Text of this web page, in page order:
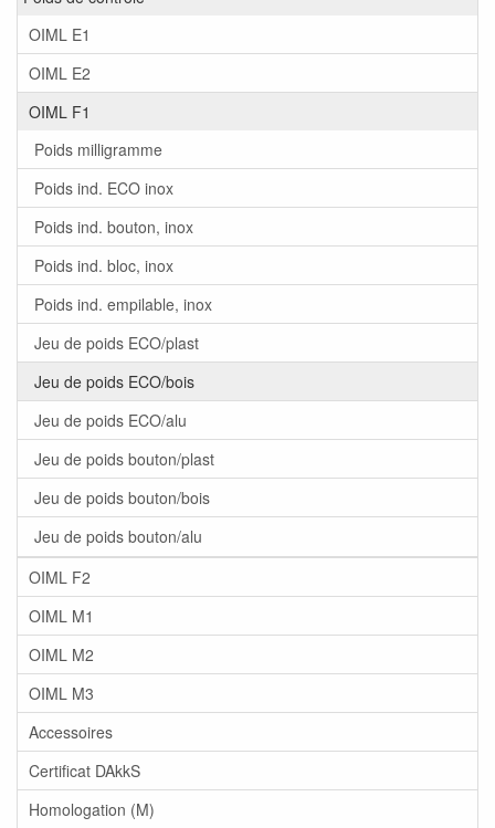
OIML E1
OIML E2
OIML F1
Poids milligramme
Poids ind. ECO inox
Poids ind. bouton, inox
Poids ind. bloc, inox
Poids ind. empilable, inox
Jeu de poids ECO/plast
Jeu de poids ECO/bois
Jeu de poids ECO/alu
Jeu de poids bouton/plast
Jeu de poids bouton/bois
Jeu de poids bouton/alu
OIML F2
OIML M1
OIML M2
OIML M3
Accessoires
Certificat DAkkS
Homologation (M)